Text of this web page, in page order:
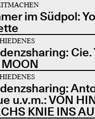
im Südpol:
Cie.
u.v.m.: VON
KNIE INS